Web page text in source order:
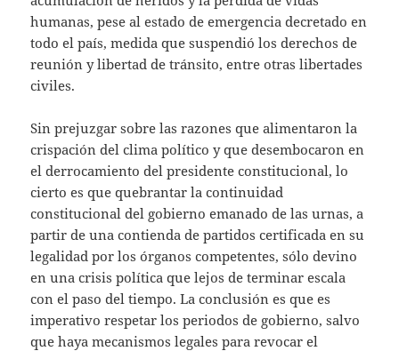
humanas, pese al estado de emergencia decretado en
todo el país, medida que suspendió los derechos de
reunión y libertad de tránsito, entre otras libertades
civiles.
Sin prejuzgar sobre las razones que alimentaron la
crispación del clima político y que desembocaron en
el derrocamiento del presidente constitucional, lo
cierto es que quebrantar la continuidad
constitucional del gobierno emanado de las urnas, a
partir de una contienda de partidos certificada en su
legalidad por los órganos competentes, sólo devino
en una crisis política que lejos de terminar escala
con el paso del tiempo. La conclusión es que es
imperativo respetar los periodos de gobierno, salvo
que haya mecanismos legales para revocar el